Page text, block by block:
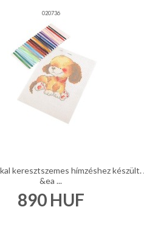
020736
keresztszemes hímzéshez
&ea ...
890HUF